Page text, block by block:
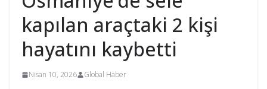
kapılan araçtaki 2 kişi
hayatını kaybetti
Nisan 10, 2026 Global Haber